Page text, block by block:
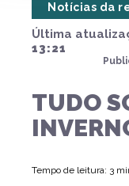
Última
13:21
Notícias da
TUDO
Tempo de leitura: 3